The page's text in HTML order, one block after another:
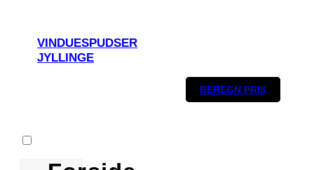
VINDUESPUDSER
JYLLINGE
BEREGN PRIS